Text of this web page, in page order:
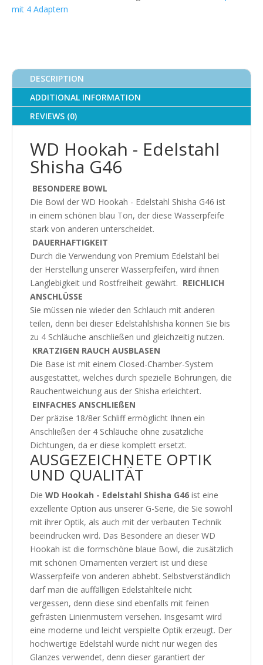
G46
mit 4 Adaptern
DESCRIPTION
ADDITIONAL INFORMATION
REVIEWS (0)
WD Hookah - Edelstahl
Shisha G46
BESONDERE BOWL
Die Bowl der WD Hookah - Edelstahl Shisha G46 ist
in einem schönen blau Ton, der diese Wasserpfeife
stark von anderen unterscheidet.
DAUERHAFTIGKEIT
Durch die Verwendung von Premium Edelstahl bei
der Herstellung unserer Wasserpfeifen, wird ihnen
Langlebigkeit und Rostfreiheit gewährt. REICHLICH
ANSCHLÜSSE
Sie müssen nie wieder den Schlauch mit anderen
teilen, denn bei dieser Edelstahlshisha können Sie bis
zu 4 Schläuche anschließen und gleichzeitig nutzen.
KRATZIGEN RAUCH AUSBLASEN
Die Base ist mit einem Closed-Chamber-System
ausgestattet, welches durch spezielle Bohrungen, die
Rauchentweichung aus der Shisha erleichtert.
EINFACHES ANSCHLIEßEN
Der präzise 18/8er Schliff ermöglicht Ihnen ein
Anschließen der 4 Schläuche ohne zusätzliche
Dichtungen, da er diese komplett ersetzt.
AUSGEZEICHNETE OPTIK
UND QUALITÄT
Die WD Hookah - Edelstahl Shisha G46 ist eine
exzellente Option aus unserer G-Serie, die Sie sowohl
mit ihrer Optik, als auch mit der verbauten Technik
beeindrucken wird. Das Besondere an dieser WD
Hookah ist die formschöne blaue Bowl, die zusätzlich
mit schönen Ornamenten verziert ist und diese
Wasserpfeife von anderen abhebt. Selbstverständlich
darf man die auffälligen Edelstahlteile nicht
vergessen, denn diese sind ebenfalls mit feinen
gefrästen Linienmustern versehen. Insgesamt wird
eine moderne und leicht verspielte Optik erzeugt. Der
hochwertige Edelstahl wurde nicht nur wegen des
Glanzes verwendet, denn dieser garantiert der